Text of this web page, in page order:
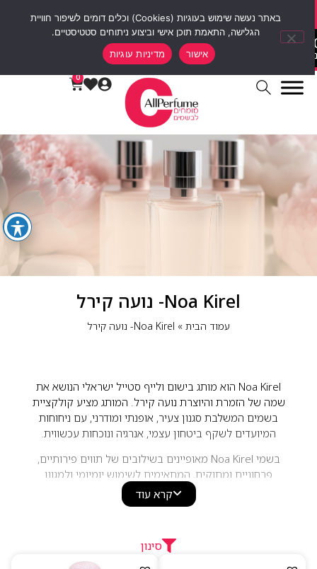
סוף שבוע של הנחות 12% הנחה על כל האתר עם קוד קופון weekend10
00
ימים
00 00
0
Noa Kirel- נועה קירל
עמוד הבית» Noa Kirel- נועה קירל
Noa Kirel הוא מותג בישום ולייף סטייל ישראלי הנושא את
שמה של הזמרת והיוצרת נועה קירל. המותג מציע קולקציית
בשמים המשלבת סגנון צעיר, אופנתי ומודרני, עם ניחוחות
המיועדים לשקף ביטחון עצמי, אנרגיה ונוכחות עכשווית.
בשמי Noa Kirel מאופיינים בשילובים של תווים פירותיים,
פרחוניים ומתוקים, המתאימים לשימוש יומיומי ולמגוון
אירועים. המותג פונה לקהל המחפש ניחוחות עדכניים, נשיים
ומלאי סטייל, עם עיצוב צעיר ואווירה אופנתית המשקפת את
קרא עוד
סינון
באתר נעשה שימוש בעוגיות (Cookies) וכלים דומים לשיפור חוויית
הגלישה, התאמת תוכן אישי וביצוע ניתוחים סטטיסטיים.
אישור
מדיניות עוגיות